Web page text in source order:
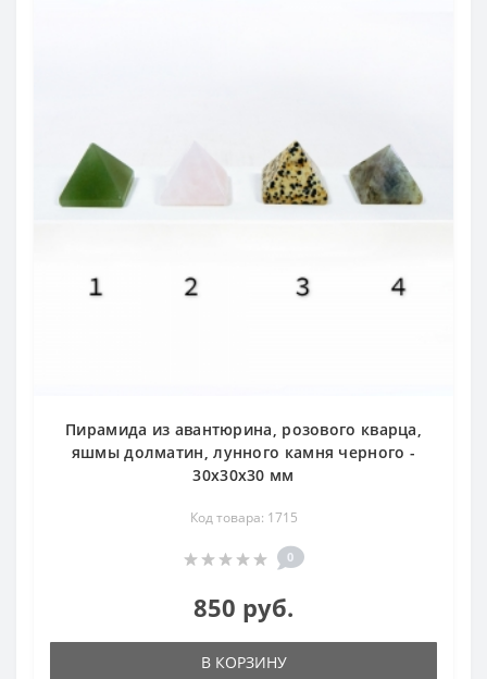
Пирамида из авантюрина, розового кварца,
яшмы долматин, лунного камня черного -
30х30х30 мм
Код товара: 1715
0
850 руб.
В КОРЗИНУ